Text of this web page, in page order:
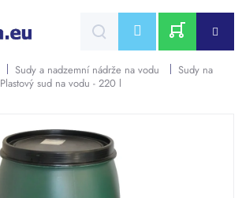
NÁKUPNÍ
Sudy a nadzemní nádrže na vodu
Sudy na
Plastový sud na vodu - 220 l